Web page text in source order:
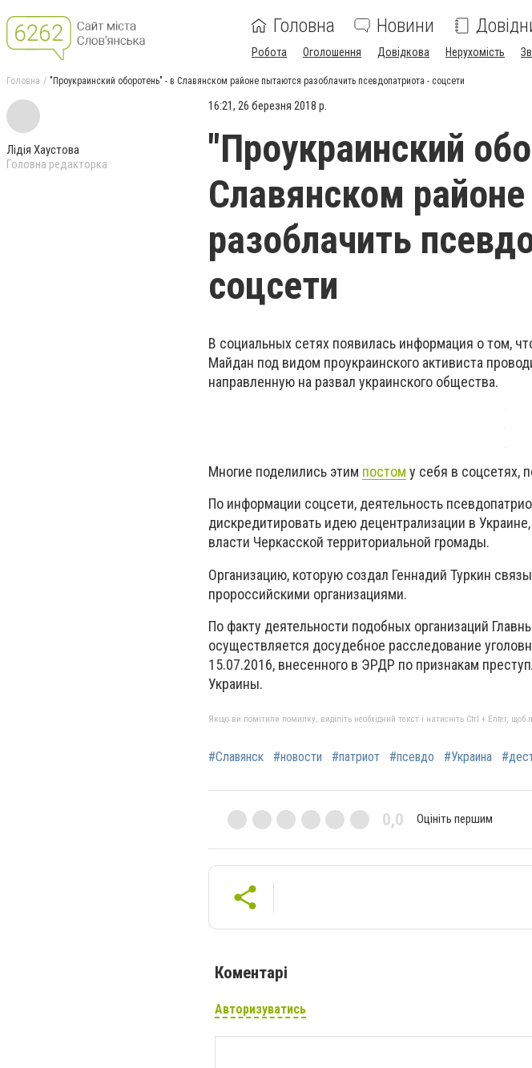
Головна Новини
Робота Оголошення Довідкова Нерухомість
Головна "Проукраинский оборотень" - в Славянском районе пытаются разоблачить псевдопатриота - соцсети
Лідія Хаустова
Головна редакторка
16:21, 26 березня 2018 р.
"Проукраинский
Славянском
разоблачить
соцсети
В социальных сетях появилась информация о том,
Майдан под видом проукраинского активиста
направленную на развал украинского общества.
Многие поделились этим постом у себя в соцсетях,
По информации соцсети, деятельность
дискредитировать идею децентрализации в
власти Черкасской территориальной громады.
Организацию, которую создал Геннадий Туркин
пророссийскими организациями.
По факту деятельности подобных организаций
осуществляется досудебное расследование
15.07.2016, внесенного в ЭРДР по признакам
Украины.
Якщо ви помітили помилку, виділіть необхідний текст і натисніть Ctrl + Enter, щоб
#Славянск #новости #патриот #псевдо #Украина
0,0 Оцініть першим
Коментарі
Авторизуватись